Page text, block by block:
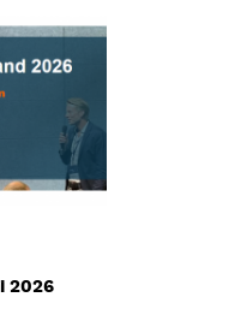
2026